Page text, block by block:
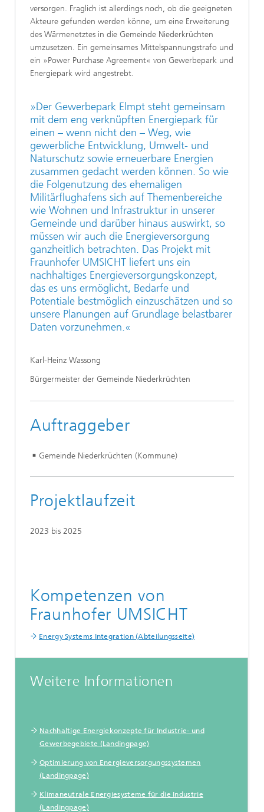
versorgen. Fraglich ist allerdings noch, ob die geeigneten
Akteure gefunden werden könne, um eine Erweiterung
des Wärmenetztes in die Gemeinde Niederkrüchten
umzusetzen. Ein gemeinsames Mittelspannungstrafo und
ein »Power Purchase Agreement« von Gewerbepark und
Energiepark wird angestrebt.
»Der Gewerbepark Elmpt steht gemeinsam
mit dem eng verknüpften Energiepark für
einen – wenn nicht den – Weg, wie
gewerbliche Entwicklung, Umwelt- und
Naturschutz sowie erneuerbare Energien
zusammen gedacht werden können. So wie
die Folgenutzung des ehemaligen
Militärflughafens sich auf Themenbereiche
wie Wohnen und Infrastruktur in unserer
Gemeinde und darüber hinaus auswirkt, so
müssen wir auch die Energieversorgung
ganzheitlich betrachten. Das Projekt mit
Fraunhofer UMSICHT liefert uns ein
nachhaltiges Energieversorgungskonzept,
das es uns ermöglicht, Bedarfe und
Potentiale bestmöglich einzuschätzen und so
unsere Planungen auf Grundlage belastbarer
Daten vorzunehmen.«
Karl-Heinz Wassong
Bürgermeister der Gemeinde Niederkrüchten
Auftraggeber
Gemeinde Niederkrüchten (Kommune)
Projektlaufzeit
2023 bis 2025
Kompetenzen von
Fraunhofer UMSICHT
Energy Systems Integration (Abteilungsseite)
Weitere Informationen
Nachhaltige Energiekonzepte für Industrie- und
Gewerbegebiete (Landingpage)
Optimierung von Energieversorgungssystemen
(Landingpage)
Klimaneutrale Energiesysteme für die Industrie
(Landingpage)